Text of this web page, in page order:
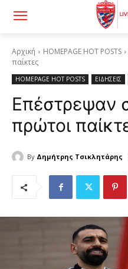
Αρχική HOMEPAGE HOT POSTS
παίκτες
HOMEPAGE HOT POSTS ΕΙΔΗΣΕΙΣ
Επέστρεψαν
πρώτοι
By Δημήτρης Τσικλητάρης